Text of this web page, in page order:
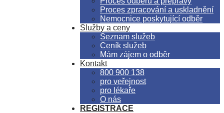
Proces zpracování a uskladnění
Nemocnice poskytující odběr
Služby a ceny
Seznam služeb
Ceník služeb
Mám zájem o odběr
Kontakt
800 900 138
pro veřejnost
pro lékaře
O nás
REGISTRACE